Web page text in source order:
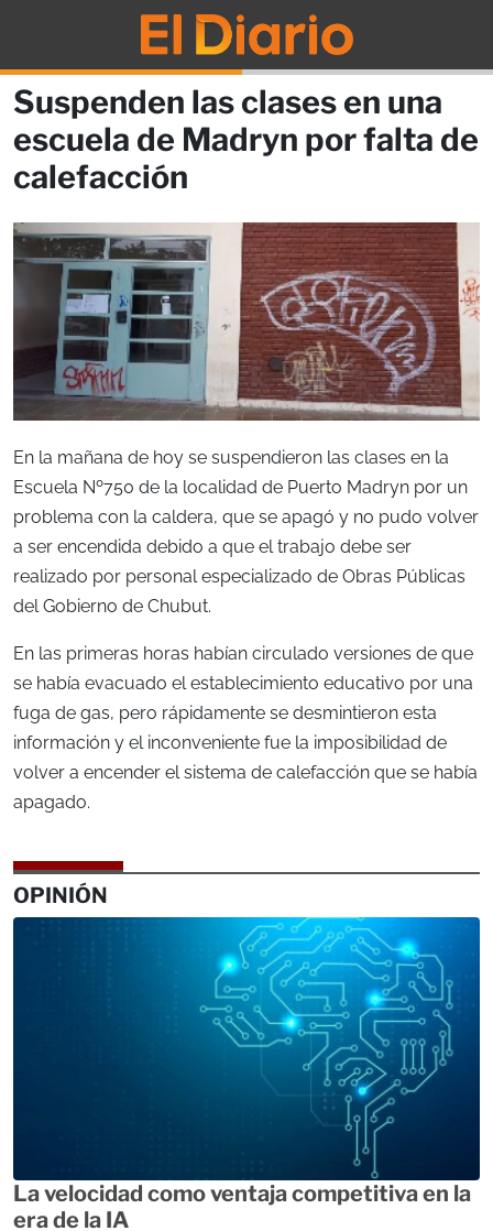
Suspenden las clases en una
escuela de Madryn por falta de
calefacción
En la mañana de hoy se suspendieron las clases en la
Escuela Nº750 de la localidad de Puerto Madryn por un
problema con la caldera, que se apagó y no pudo volver
a ser encendida debido a que el trabajo debe ser
realizado por personal especializado de Obras Públicas
del Gobierno de Chubut.
En las primeras horas habían circulado versiones de que
se había evacuado el establecimiento educativo por una
fuga de gas, pero rápidamente se desmintieron esta
información y el inconveniente fue la imposibilidad de
volver a encender el sistema de calefacción que se había
apagado.
OPINIÓN
La velocidad como ventaja competitiva en la
era de la IA